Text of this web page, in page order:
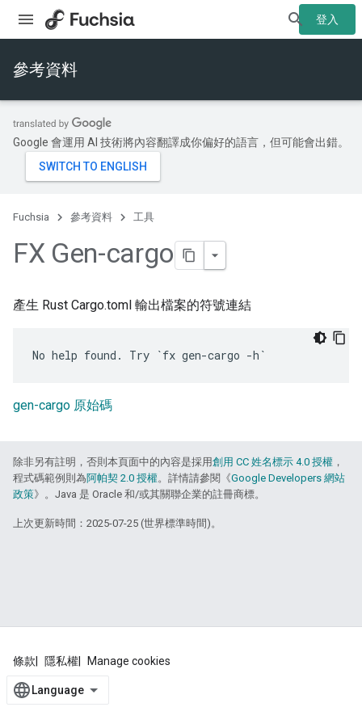
登入
參考資料
Google 會運用 AI 技術將內容翻譯成你偏好的語言，但可能會出錯。
Fuchsia 參考資料 工具
FX Gen-cargo
產生 Rust Cargo.toml 輸出檔案的符號連結
gen-cargo 原始碼
除非另有註明，否則本頁面中的內容是採用創用 CC 姓名標示 4.0 授權 ，
程式碼範例則為阿帕契 2.0 授權。詳情請參閱《Google Developers 網站
政策》。Java 是 Oracle 和/或其關聯企業的註冊商標。
上次更新時間：2025-07-25 (世界標準時間)。
條款 隱私權 Manage cookies